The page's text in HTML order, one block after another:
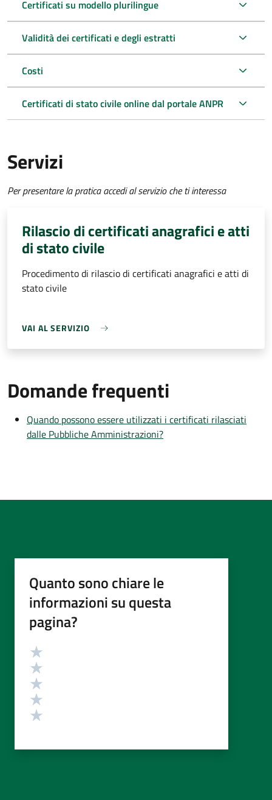
Certificati su modello plurilingue
Validità dei certificati e degli estratti
Costi
Certificati di stato civile online dal portale ANPR
Servizi
Per presentare la pratica accedi al servizio che ti interessa
Rilascio di certificati anagrafici e atti
di stato civile
Procedimento di rilascio di certificati anagrafici e atti di
stato civile
VAI AL SERVIZIO
Domande frequenti
Quando possono essere utilizzati i certificati rilasciati
dalle Pubbliche Amministrazioni?
Quanto sono chiare le
informazioni su questa
pagina?
Valutazione